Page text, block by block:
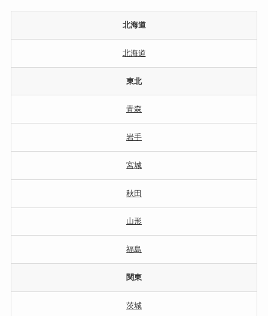
北海道
北海道
東北
青森
岩手
宮城
秋田
山形
福島
関東
茨城